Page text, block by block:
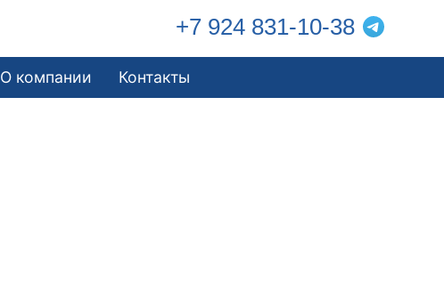
+7 924 831-10-38
О компании Контакты